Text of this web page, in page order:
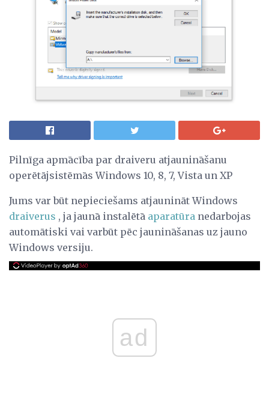
Pilnīga apmācība par draiveru atjaunināšanu
operētājsistēmās Windows 10, 8, 7, Vista un XP
Jums var būt nepieciešams atjaunināt Windows
draiverus , ja jaunā instalētā aparatūra nedarbojas
automātiski vai varbūt pēc jaunināšanas uz jauno
Windows versiju.
ad